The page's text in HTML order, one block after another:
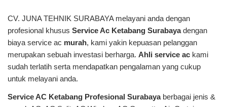
CV. JUNA TEHNIK SURABAYA melayani anda dengan
profesional khusus Service Ac Ketabang Surabayadengan
biaya service ac murah, kami yakin kepuasan pelanggan
merupakan sebuah investasi berharga. Ahli service ac kami
sudah terlatih serta mendapatkan pengalaman yang cukup
untuk melayani anda.
Service AC Ketabang Profesional Surabayaberbagai jenis &